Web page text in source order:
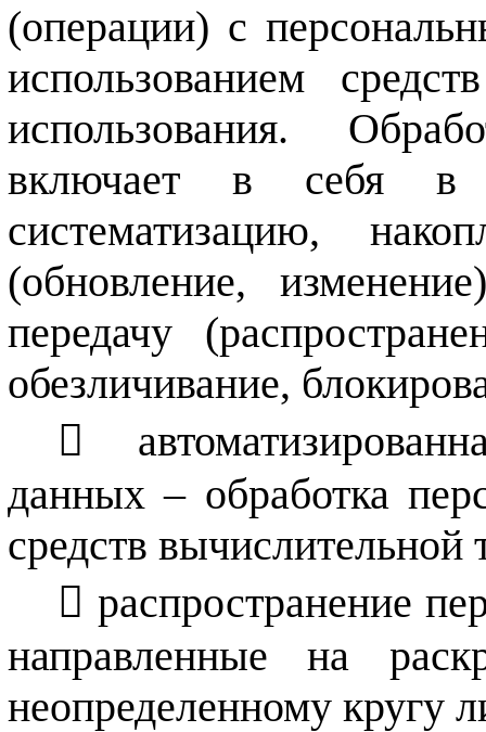
(операции) с
использованием
использования.
включает в себя в
систематизацию,
(обновление,
передачу
обезличивание,
данных – обработка
средств вычислительной
распространение
направленные на
неопределенному кругу